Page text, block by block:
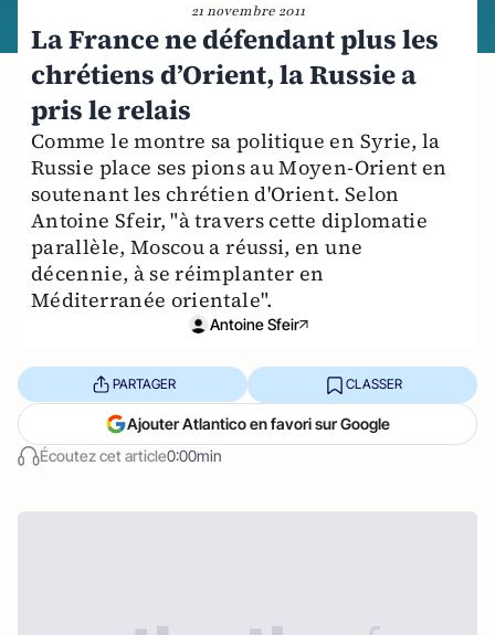
21 novembre 2011
La France ne défendant plus les
chrétiens d’Orient, la Russie a
pris le relais
Comme le montre sa politique en Syrie, la
Russie place ses pions au Moyen-Orient en
soutenant les chrétien d'Orient. Selon
Antoine Sfeir, "à travers cette diplomatie
parallèle, Moscou a réussi, en une
décennie, à se réimplanter en
Méditerranée orientale".
Antoine Sfeir
Écoutez cet article0:00min
PARTAGER CLASSER
Ajouter Atlantico en favori sur Google